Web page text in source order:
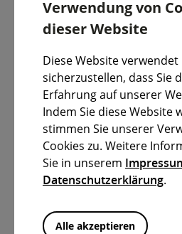
Verwendung von
dieser Website
Diese Website verwendet
sicherzustellen, dass Sie
Erfahrung auf unserer
Indem Sie diese Website
stimmen Sie unserer
Cookies zu. Weitere
Sie in unserem
Datenschutzerklärung.
Alle akzeptieren
Digitales Antragscenter